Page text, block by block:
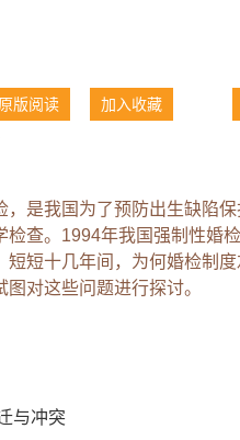
原版阅读 加入收藏
，是我国为了预防出生缺陷
检查。1994年我国强制性婚
短短十几年间，为何婚检制
对这些问题进行探讨。
与冲突